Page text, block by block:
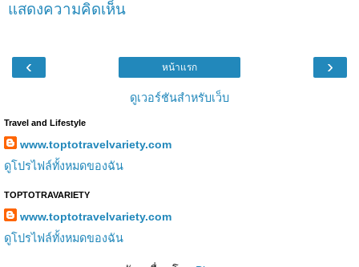
แสดงความคิดเห็น
‹ ›
หน้าแรก
ดูเวอร์ชันสำหรับเว็บ
Travel and Lifestyle
www.toptotravelvariety.com
ดูโปรไฟล์ทั้งหมดของฉัน
TOPTOTRAVARIETY
www.toptotravelvariety.com
ดูโปรไฟล์ทั้งหมดของฉัน